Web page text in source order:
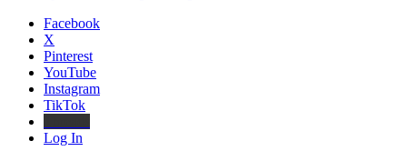
Facebook
X
Pinterest
YouTube
Instagram
TikTok
Log In